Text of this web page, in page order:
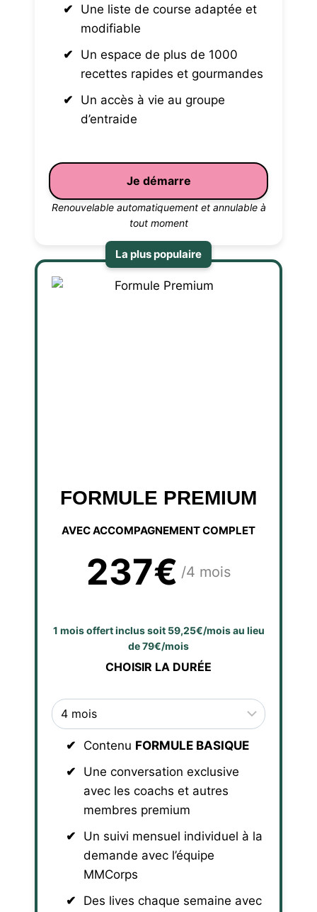
Une liste de course adaptée et
modifiable
Un espace de plus de 1000
recettes rapides et gourmandes
Un accès à vie au groupe
d’entraide
Je démarre
Renouvelable automatiquement et annulable à
tout moment
FORMULE PREMIUM
AVEC ACCOMPAGNEMENT COMPLET
237€ /4 mois
1 mois offert inclus soit 59,25€/mois au lieu
de 79€/mois
CHOISIR LA DURÉE
Contenu FORMULE BASIQUE
Une conversation exclusive
avec les coachs et autres
membres premium
Un suivi mensuel individuel à la
demande avec l’équipe
MMCorps
Des lives chaque semaine avec